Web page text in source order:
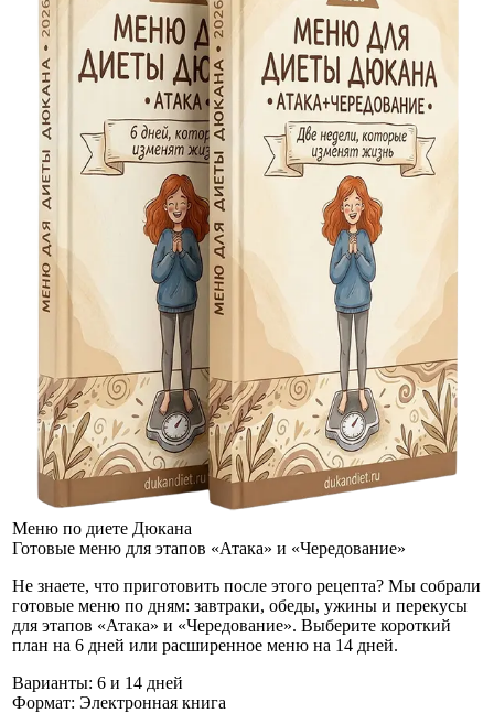
Меню по диете Дюкана
Готовые меню для этапов «Атака» и «Чередование»
Не знаете, что приготовить после этого рецепта? Мы собрали
готовые меню по дням: завтраки, обеды, ужины и перекусы
для этапов «Атака» и «Чередование». Выберите короткий
план на 6 дней или расширенное меню на 14 дней.
Варианты: 6 и 14 дней
Формат: Электронная книга